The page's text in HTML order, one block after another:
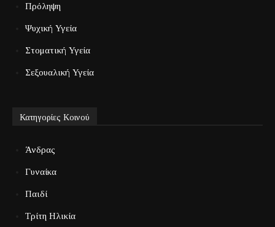
Πρόληψη
Ψυχική Υγεία
Στοματική Υγεία
Σεξουαλική Υγεία
Κατηγορίες Κοινού
Άνδρας
Γυναίκα
Παιδί
Τρίτη Ηλικία